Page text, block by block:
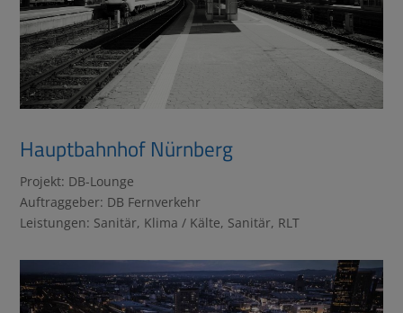
Hauptbahnhof Nürnberg
Projekt: DB-Lounge
Auftraggeber: DB Fernverkehr
Leistungen: Sanitär, Klima / Kälte, Sanitär, RLT